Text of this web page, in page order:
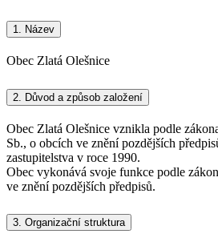
1. Název
Obec Zlatá Olešnice
2. Důvod a způsob založení
Obec Zlatá Olešnice vznikla podle
Sb., o obcích ve znění pozdějších
zastupitelstva v roce 1990.
Obec vykonává svoje funkce podle
ve znění pozdějších předpisů.
3. Organizační struktura